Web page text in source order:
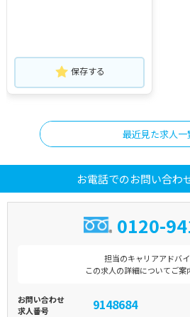
保存する
最近見た求人一
お電話でのお問い合わ
0120-
担当のキャリアアドバ
この求人の詳細についてご案
お問い合わせ
求人番号
9148684